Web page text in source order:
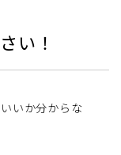
い！
いか分からな